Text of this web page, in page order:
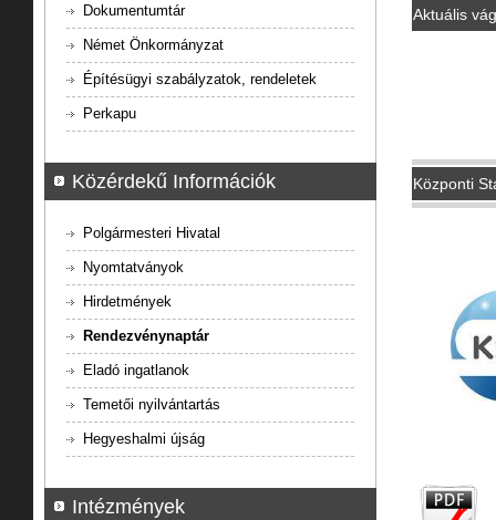
Aktuális
Központi
Dokumentumtár
Német Önkormányzat
Építésügyi szabályzatok, rendeletek
Perkapu
Közérdekű Információk
Polgármesteri Hivatal
Nyomtatványok
Hirdetmények
Rendezvénynaptár
Eladó ingatlanok
Temetői nyilvántartás
Hegyeshalmi újság
Intézmények